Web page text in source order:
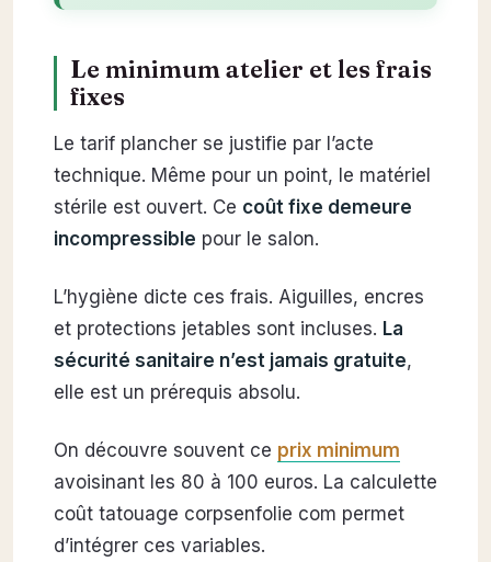
Le minimum atelier et les frais
fixes
Le tarif plancher se justifie par l’acte
technique. Même pour un point, le matériel
stérile est ouvert. Ce coût fixe demeure
incompressible pour le salon.
L’hygiène dicte ces frais. Aiguilles, encres
et protections jetables sont incluses. La
sécurité sanitaire n’est jamais gratuite,
elle est un prérequis absolu.
On découvre souvent ce prix minimum
avoisinant les 80 à 100 euros. La calculette
coût tatouage corpsenfolie com permet
d’intégrer ces variables.